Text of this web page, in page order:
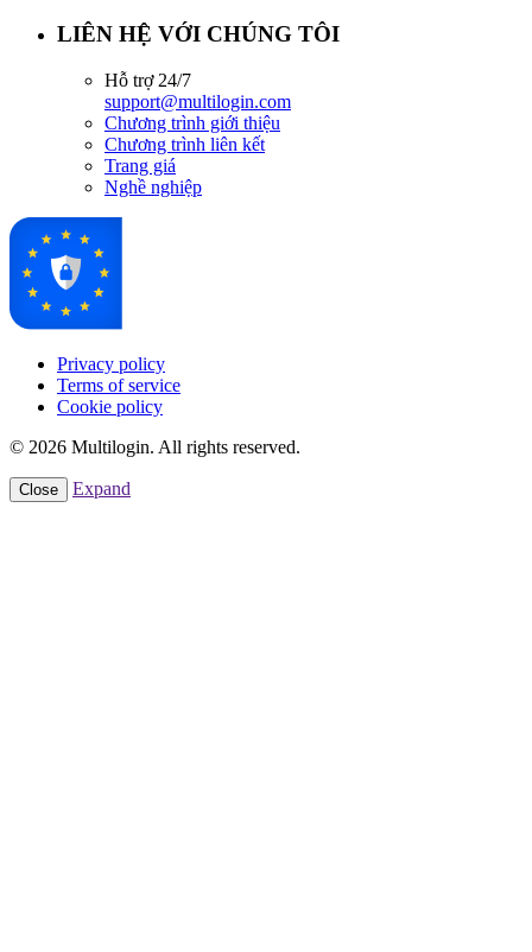
LIÊN HỆ VỚI CHÚNG TÔI
Hỗ trợ 24/7
support@multilogin.com
Chương trình giới thiệu
Chương trình liên kết
Trang giá
Nghề nghiệp
Privacy policy
Terms of service
Cookie policy
© 2026 Multilogin. All rights reserved.
Close Expand